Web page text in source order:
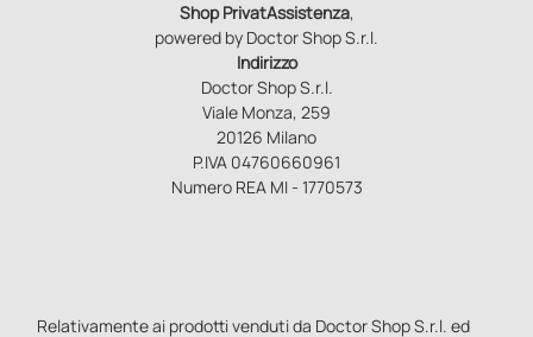
Shop PrivatAssistenza,
powered by Doctor Shop S.r.l.
Indirizzo
Doctor Shop S.r.l.
Viale Monza, 259
20126 Milano
P.IVA 04760660961
Numero REA MI - 1770573
Relativamente ai prodotti venduti da Doctor Shop S.r.l. ed